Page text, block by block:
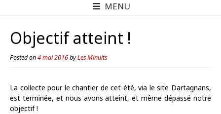
MENU
Objectif atteint !
Posted on4 mai 2016byLes Minuits
La collecte pour le chantier de cet été, via le site Dartagnans,
est terminée, et nous avons atteint, et même dépassé notre
objectif !